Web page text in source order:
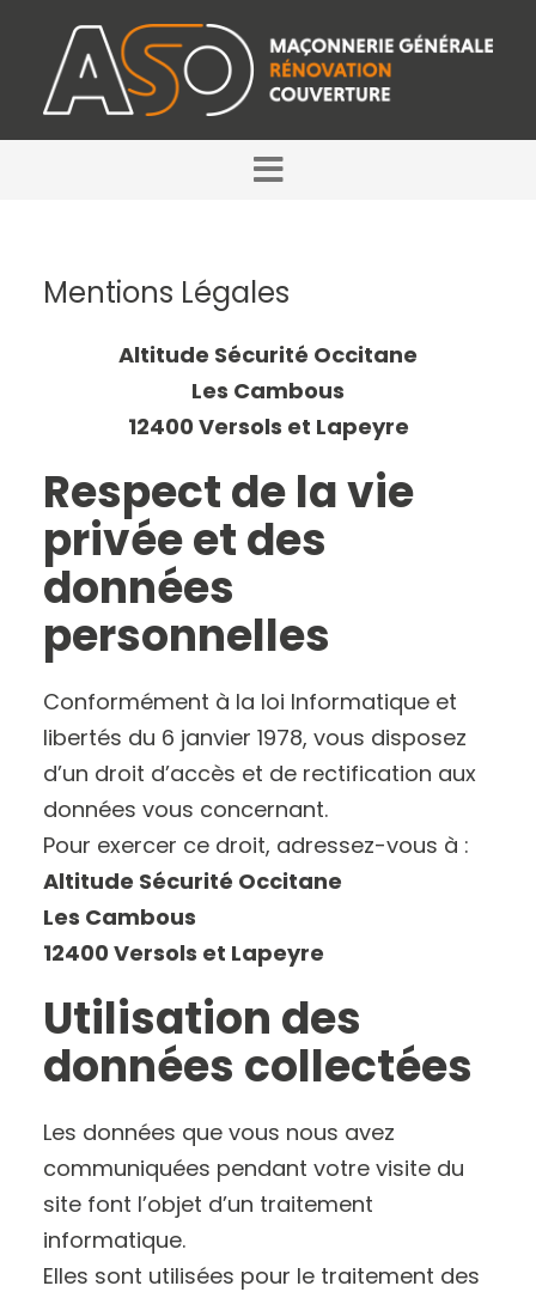
Mentions Légales
Altitude Sécurité Occitane
Les Cambous
12400 Versols et Lapeyre
Respect de la vie
privée et des
données
personnelles
Conformément à la loi Informatique et
libertés du 6 janvier 1978, vous disposez
d’un droit d’accès et de rectification aux
données vous concernant.
Pour exercer ce droit, adressez-vous à :
Altitude Sécurité Occitane
Les Cambous
12400 Versols et Lapeyre
Utilisation des
données collectées
Les données que vous nous avez
communiquées pendant votre visite du
site font l’objet d’un traitement
informatique.
Elles sont utilisées pour le traitement des